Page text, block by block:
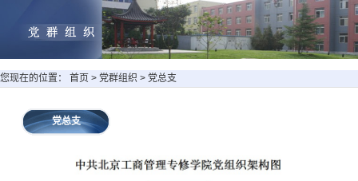
您现在的位置： 首页 > 党群组织 > 党总支
党总支